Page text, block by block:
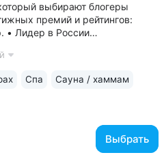
выбирают блогеры
премий и рейтингов:
• Лидер в России
коррекция фигуры Tesla
Выбрать
Спа Сауна / хаммам